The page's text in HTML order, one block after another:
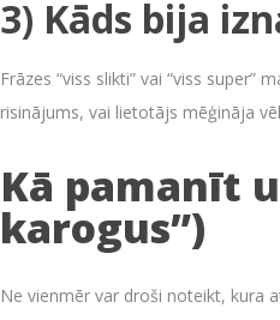
3) Kāds bija
Frāzes “viss slikti” vai “viss
risinājums, vai lietotājs mēģināja
Kā pamanīt
karogus”)
Ne vienmēr var droši noteikt, kura